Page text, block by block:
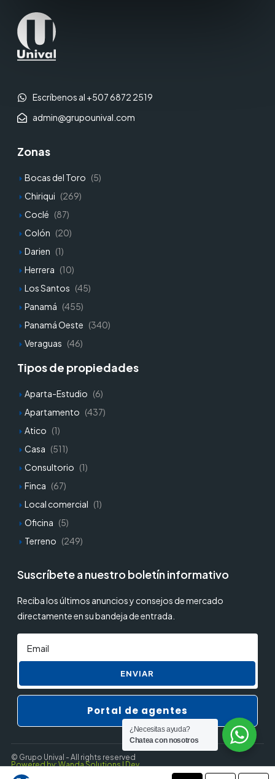
Escríbenos al +507 6872 2519
admin@grupounival.com
Zonas
Bocas del Toro (5)
Chiriqui (269)
Coclé (87)
Colón (20)
Darien (1)
Herrera (10)
Los Santos (45)
Panamá (455)
Panamá Oeste (340)
Veraguas (46)
Tipos de propiedades
Aparta-Estudio (6)
Apartamento (437)
Atico (1)
Casa (511)
Consultorio (1)
Finca (67)
Local comercial (1)
Oficina (5)
Terreno (249)
Suscríbete a nuestro boletín informativo
Reciba los últimos anuncios y consejos de mercado
directamente en su bandeja de entrada.
ENVIAR
Portal de agentes
© Grupo Unival - All rights reserved
Powered by: Wanda Solutions | Dev.
¿Necesitas ayuda?
Chatea con nosotros